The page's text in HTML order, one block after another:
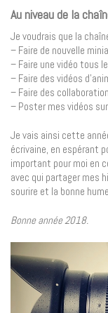
Au niveau de la
Je voudrais que la
– Faire de nouvelle
– Faire une vidéo tous
– Faire des vidéos
– Faire des
– Poster mes vidéos
Je vais ainsi cette
écrivaine, en espérant
important pour moi en
avec qui partager mes
sourire et la bonne
Bonne année 2018.